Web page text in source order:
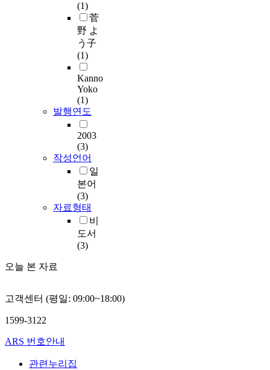
(1)
菅
野 よ
う子
(1)
Kanno
Yoko
(1)
발행연도
2003
(3)
작성언어
일
본어
(3)
자료형태
비
도서
(3)
오늘 본 자료
고객센터 (평일: 09:00~18:00)
1599-3122
ARS 번호안내
관련누리집